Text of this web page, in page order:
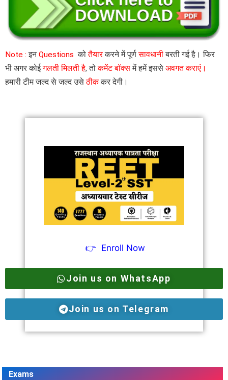
Note : इनQuestions कोतैयारकरने में पूर्णसावधानीबरती गई है। फिर
भी अगर कोईगलती मिलती है, तोकमेंट बॉक्समें हमें इससे अवगत कराएं।
हमारी टीम जल्द से जल्द उसेठीककर देगी।
👉 Enroll Now
Join us on WhatsApp
Join us on Telegram
Exams